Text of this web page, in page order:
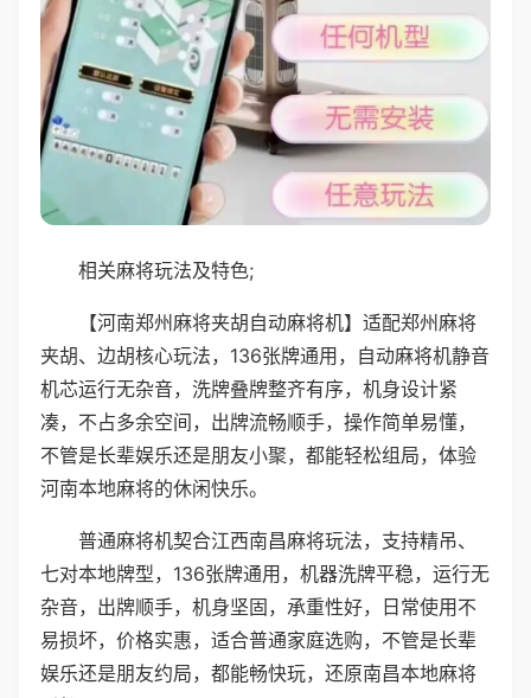
相关麻将玩法及特色;
【河南郑州麻将夹胡自动麻将机】适配郑州麻将
夹胡、边胡核心玩法，136张牌通用，自动麻将机静音
机芯运行无杂音，洗牌叠牌整齐有序，机身设计紧
凑，不占多余空间，出牌流畅顺手，操作简单易懂，
不管是长辈娱乐还是朋友小聚，都能轻松组局，体验
河南本地麻将的休闲快乐。
普通麻将机契合江西南昌麻将玩法，支持精吊、
七对本地牌型，136张牌通用，机器洗牌平稳，运行无
杂音，出牌顺手，机身坚固，承重性好，日常使用不
易损坏，价格实惠，适合普通家庭选购，不管是长辈
娱乐还是朋友约局，都能畅快玩，还原南昌本地麻将